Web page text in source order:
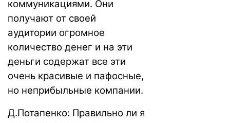
коммуникациями. Они
получают от своей
аудитории огромное
количество денег и на эти
деньги содержат все эти
очень красивые и пафосные,
но неприбыльные компании.
Д.Потапенко: Правильно ли я